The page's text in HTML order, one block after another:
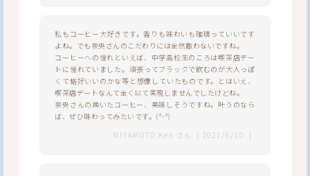
私もコーヒー大好きです。香りも味わいも珈琲っていいです
よね。でも奈央さんのこだわりには全然敵わないですね。
コーヒーへの憧れといえば、中学高校生のころは喫茶店デー
トに憧れていました。頑張ってブラックで飲むのが大人っぽ
くて格好いいのかな等と想像していたものです。とはいえ、
喫茶店デートなんて全く以て実現しませんでしたけどね。
奈央さんの挽いたコーヒー、美味しそうですね。叶うのなら
ば、ぜひ味わってみたいです。(^-^)
MIYAMOTO Ken さん [ 2021/6/10 ]